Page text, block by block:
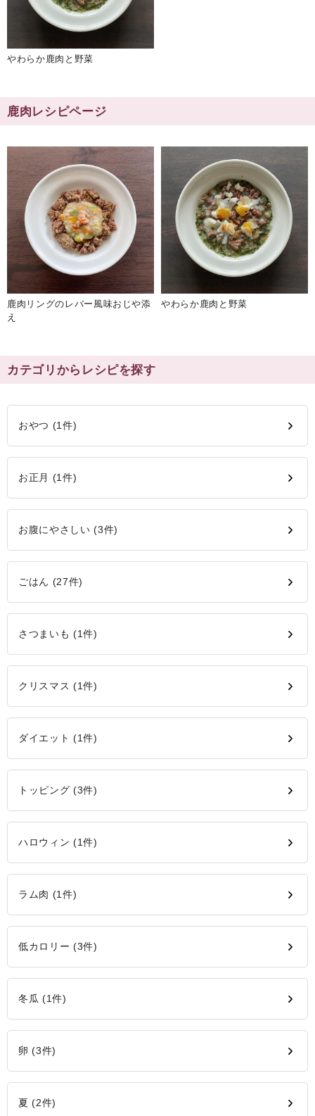
やわらか鹿肉と野菜
鹿肉レシピページ
鹿肉リングのレバー風味おじや添
え
やわらか鹿肉と野菜
カテゴリからレシピを探す
おやつ (1件)
お正月 (1件)
お腹にやさしい (3件)
ごはん (27件)
さつまいも (1件)
クリスマス (1件)
ダイエット (1件)
トッピング (3件)
ハロウィン (1件)
ラム肉 (1件)
低カロリー (3件)
冬瓜 (1件)
卵 (3件)
夏 (2件)